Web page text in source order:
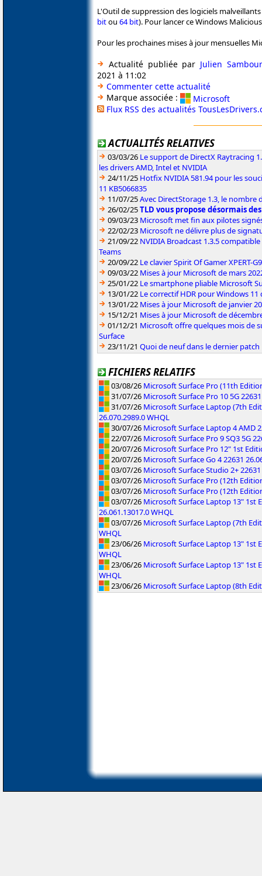
L'Outil de suppression des logiciels
bitou 64 bit). Pour lancer ce Windows
Pour les prochaines mises à jour mensuelles
Actualité publiée par Julien
2021 à 11:02
Commenter cette actualité
Marque associée :
Microsoft
Flux RSS des actualités
ACTUALITÉS RELATIVES
03/03/26 Le support de DirectX Raytracing
les drivers AMD, Intel et NVIDIA
24/11/25 Hotfix NVIDIA 581.94 pour les
11 KB5066835
11/07/25Avec DirectStorage 1.3, le nombre
26/02/25TLD vous propose désormais
09/03/23 Microsoft met fin aux pilotes
22/02/23 Microsoft ne délivre plus de
21/09/22 NVIDIA Broadcast 1.3.5
Teams
20/09/22 Le clavier Spirit Of Gamer XPERT-
09/03/22 Mises à jour Microsoft de mars
25/01/22 Le smartphone pliable Microsoft
13/01/22 Le correctif HDR pour Windows
13/01/22 Mises à jour Microsoft de janvier
15/12/21 Mises à jour Microsoft de
01/12/21 Microsoft offre quelques mois de
Surface
23/11/21 Quoi de neuf dans le dernier
FICHIERS RELATIFS
03/08/26 Microsoft Surface Pro (11th
31/07/26 Microsoft Surface Pro 10 5G
31/07/26 Microsoft Surface Laptop (7th
26.070.2989.0 WHQL
30/07/26 Microsoft Surface Laptop 4 AMD
22/07/26 Microsoft Surface Pro 9 SQ3 5G
20/07/26 Microsoft Surface Pro 12" 1st
20/07/26 Microsoft Surface Go 4 22631
03/07/26 Microsoft Surface Studio 2+
03/07/26 Microsoft Surface Pro (12th
03/07/26 Microsoft Surface Pro (12th
03/07/26 Microsoft Surface Laptop 13" 1st
26.061.13017.0 WHQL
03/07/26 Microsoft Surface Laptop (7th
WHQL
23/06/26 Microsoft Surface Laptop 13" 1st
WHQL
23/06/26 Microsoft Surface Laptop 13" 1st
WHQL
23/06/26 Microsoft Surface Laptop (8th